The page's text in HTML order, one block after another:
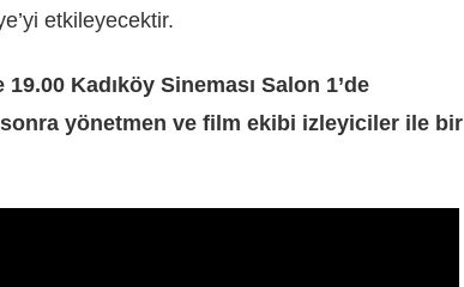
etkileyecektir.
Kadıköy Sineması Salon 1’de
yönetmen ve film ekibi izleyiciler ile bir